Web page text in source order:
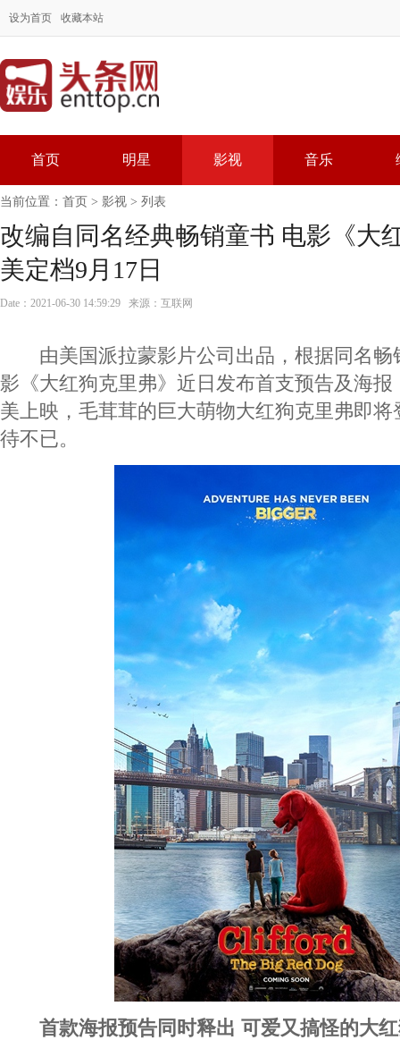
设为首页 收藏本站
首页 明星 影视 音乐
当前位置： 首页 > 影视 > 列表
改编自同名经典畅销童书 电影《大
美定档9月17日
Date：2021-06-30 14:59:29 来源：互联网
由美国派拉蒙影片公司出品，根据同名畅
影《大红狗克里弗》近日发布首支预告及海报
美上映，毛茸茸的巨大萌物大红狗克里弗即
待不已。
首款海报预告同时释出 可爱又搞怪的大